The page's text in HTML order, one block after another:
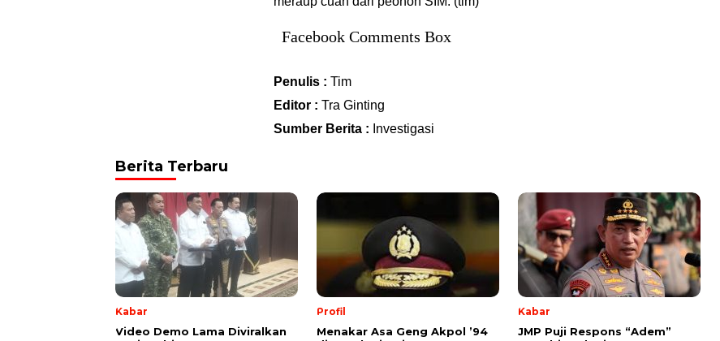
Facebook Comments Box
Penulis : Tim
Editor : Tra Ginting
Sumber Berita : Investigasi
Berita Terbaru
Kabar
Video Demo Lama Diviralkan
Profil
Menakar Asa Geng Akpol ’94
Kabar
JMP Puji Respons “Adem”